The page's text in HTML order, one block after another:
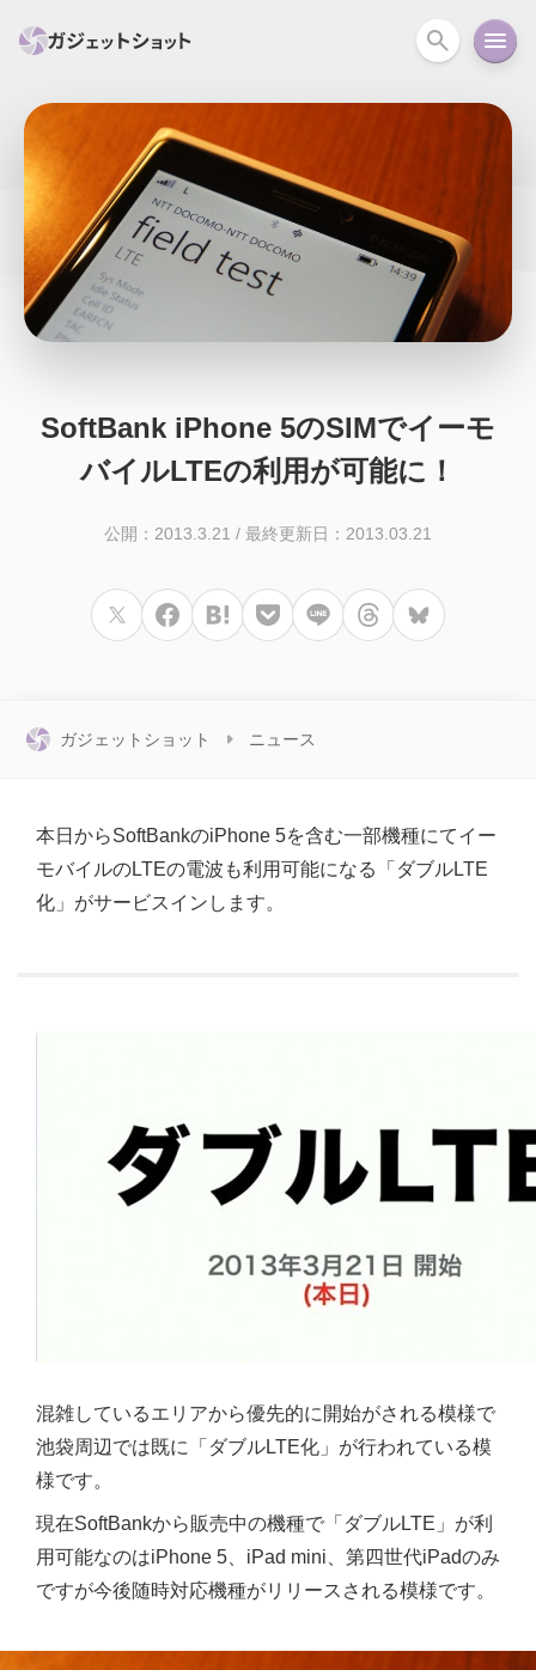
スマホ PC関連
セール情報 スマートホーム アクションカメラ カメラ
回線 iPhone コラム
SoftBank iPhone 5のSIMでイーモ
バイルLTEの利用が可能に！
公開：2013.3.21 / 最終更新日：2013.03.21
ガジェットショット ニュース
本日からSoftBankのiPhone 5を含む一部機種にてイー
モバイルのLTEの電波も利用可能になる「ダブルLTE
化」がサービスインします。
混雑しているエリアから優先的に開始がされる模様で
池袋周辺では既に「ダブルLTE化」が行われている模
様です。
現在SoftBankから販売中の機種で「ダブルLTE」が利
用可能なのはiPhone 5、iPad mini、第四世代iPadのみ
ですが今後随時対応機種がリリースされる模様です。